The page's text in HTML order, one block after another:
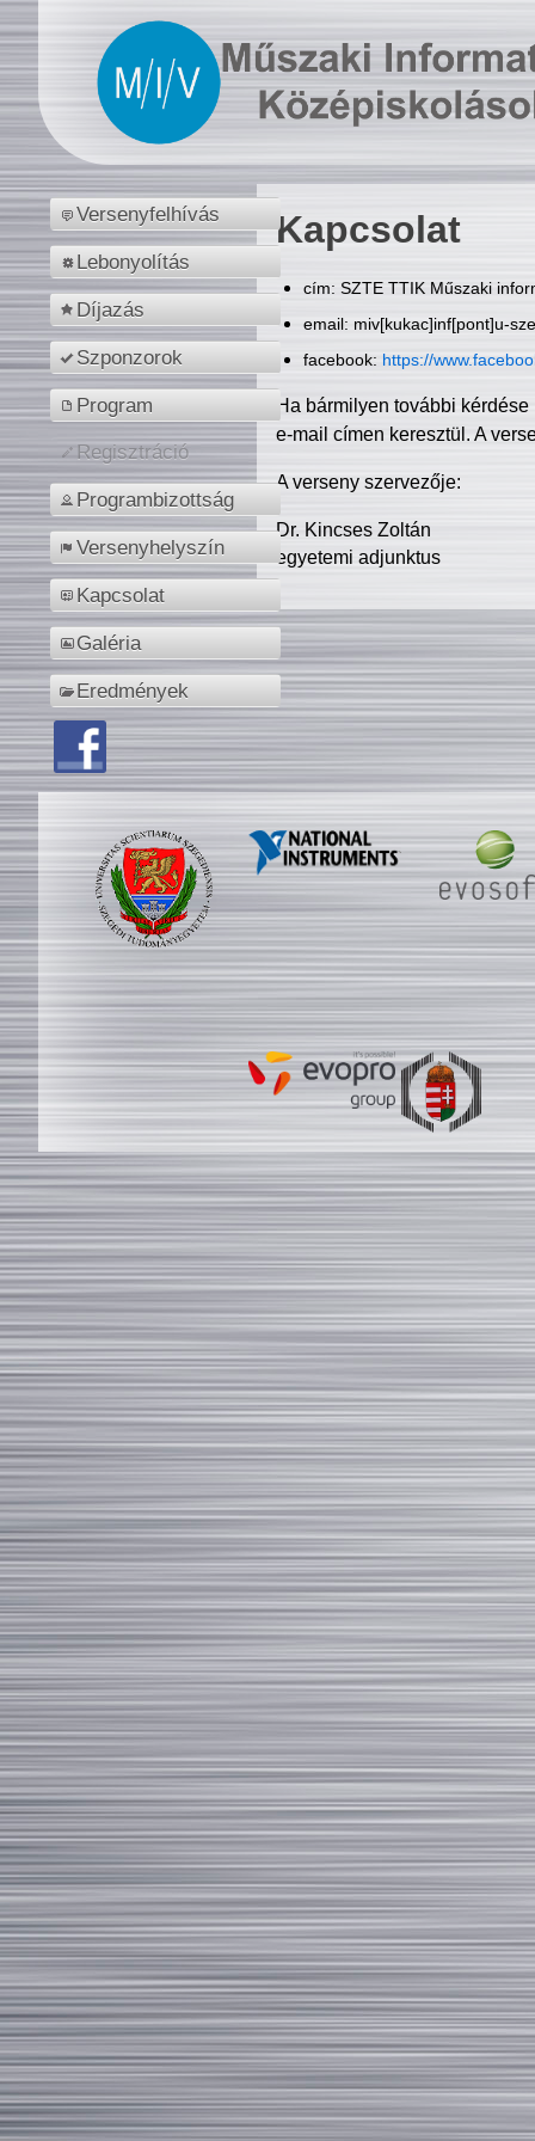
Versenyfelhívás
Lebonyolítás
Díjazás
Szponzorok
Program
Regisztráció
Programbizottság
Versenyhelyszín
Kapcsolat
Galéria
Eredmények
Kapcsolat
cím: SZTE TTIK Műszaki
email: miv[kukac]inf[pont]u-
facebook: https://
Ha bármilyen további
e-mail címen keresztül. A
A verseny szervezője:
Dr. Kincses Zoltán
egyetemi adjunktus